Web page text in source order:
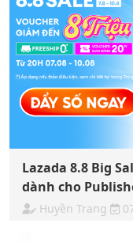
Lazada 8.8 Big
dành cho
Huyền Trang